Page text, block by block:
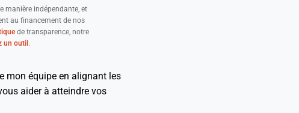
manière indépendante, et
au financement de nos
de transparence, notre
un outil .
mon équipe en alignant les
aider à atteindre vos